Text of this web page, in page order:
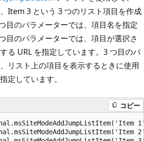
Item 3 という 3 つのリスト項目を作成
目のパラメーターでは、項目名を指定
目のパラメーターでは、項目が選択さ
る URL を指定しています。3 つ目のパ
リスト上の項目を表示するときに使用
定しています。
コピー